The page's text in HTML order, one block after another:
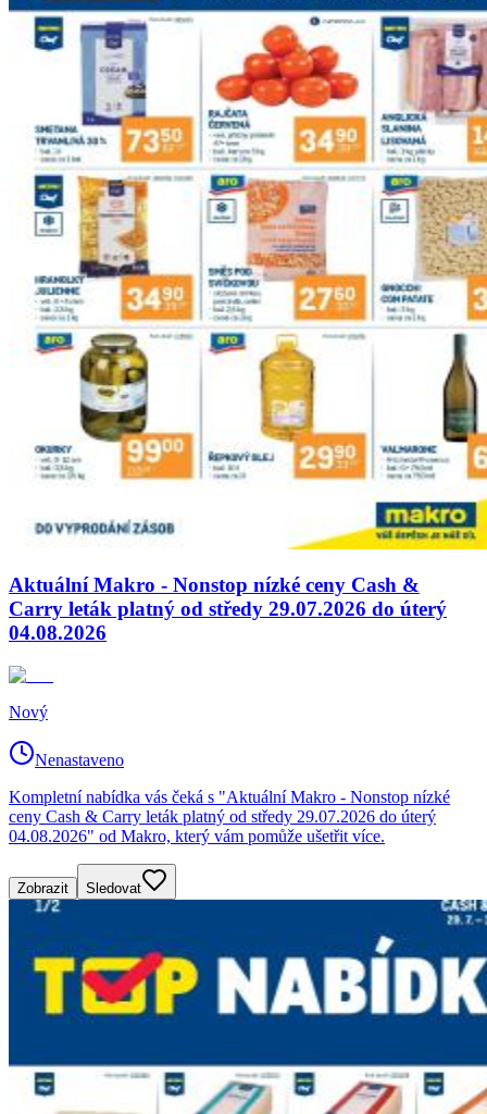
Aktuální Makro - Nonstop nízké ceny Cash &
Carry leták platný od středy 29.07.2026 do úterý
04.08.2026
Nový
Nenastaveno
Kompletní nabídka vás čeká s "Aktuální Makro - Nonstop nízké
ceny Cash & Carry leták platný od středy 29.07.2026 do úterý
04.08.2026" od Makro, který vám pomůže ušetřit více.
Zobrazit Sledovat